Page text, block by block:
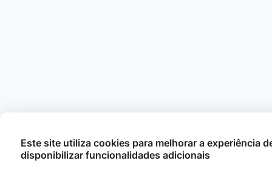
Este site utiliza cookies para melhorar a experiência
disponibilizar funcionalidades adicionais